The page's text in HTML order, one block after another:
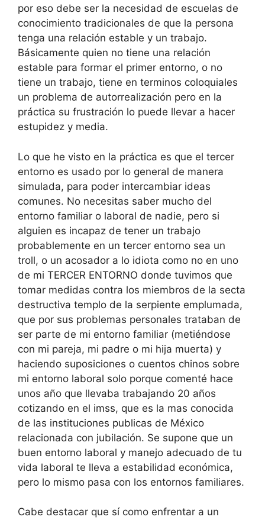
por eso debe ser la necesidad de escuelas de
conocimiento tradicionales de que la persona
tenga una relación estable y un trabajo.
Básicamente quien no tiene una relación
estable para formar el primer entorno, o no
tiene un trabajo, tiene en terminos coloquiales
un problema de autorrealización pero en la
práctica su frustración lo puede llevar a hacer
estupidez y media.
Lo que he visto en la práctica es que el tercer
entorno es usado por lo general de manera
simulada, para poder intercambiar ideas
comunes. No necesitas saber mucho del
entorno familiar o laboral de nadie, pero si
alguien es incapaz de tener un trabajo
probablemente en un tercer entorno sea un
troll, o un acosador a lo idiota como no en uno
de mi TERCER ENTORNO donde tuvimos que
tomar medidas contra los miembros de la secta
destructiva templo de la serpiente emplumada,
que por sus problemas personales trataban de
ser parte de mi entorno familiar (metiéndose
con mi pareja, mi padre o mi hija muerta) y
haciendo suposiciones o cuentos chinos sobre
mi entorno laboral solo porque comenté hace
unos año que llevaba trabajando 20 años
cotizando en el imss, que es la mas conocida
de las instituciones publicas de México
relacionada con jubilación. Se supone que un
buen entorno laboral y manejo adecuado de tu
vida laboral te lleva a estabilidad económica,
pero lo mismo pasa con los entornos familiares.
Cabe destacar que sí como enfrentar a un